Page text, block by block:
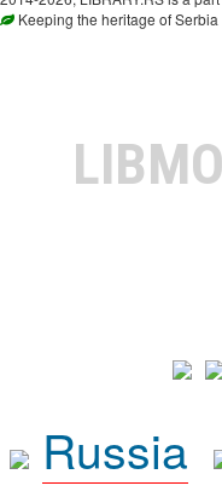
Keeping the heritage of Serbia
Russia